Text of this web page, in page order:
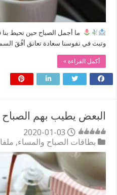
‏ما أجمل الصباح حين تحيط بنا
وتبث في نفوسنا سعادة تعانق أفُقَ
أكمل القراءة »
البعض يطيب بهم الصباح
2020-01-03
بطاقات الصباح والمساء,